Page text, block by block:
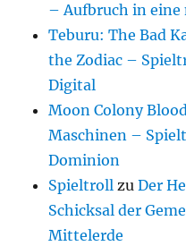
– Aufbruch in eine
Teburu: The Bad
the Zodiac –
Digital
Moon Colony
Maschinen –
Dominion
Spieltroll zuDer
Schicksal der
Mittelerde